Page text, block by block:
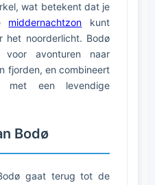
wat betekent dat je
middernachtzon kunt
het noorderlicht. Bodø
voor avonturen naar
fjorden, en combineert
met een levendige
Bodø
gaat terug tot de